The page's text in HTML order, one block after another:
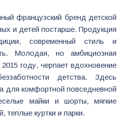
французский бренд детской
и детей постарше. Продукция
современный стиль и
Молодая, но амбициозная
году, черпает вдохновение
детства. Здесь
для комфортной повседневной
майки и шорты, мягкие
куртки и парки.